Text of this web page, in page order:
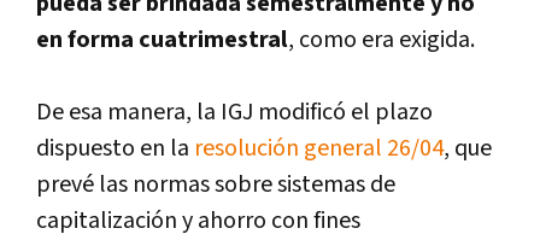
en forma cuatrimestral, como era exigida.
De esa manera, la IGJ modificó el plazo
dispuesto en la resolución general 26/04, que
prevé las normas sobre sistemas de
capitalización y ahorro con fines